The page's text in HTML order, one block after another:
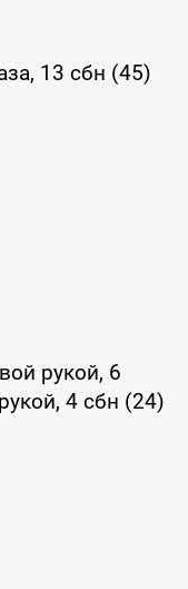
13 сбн (45)
рукой, 6
4 сбн (24)